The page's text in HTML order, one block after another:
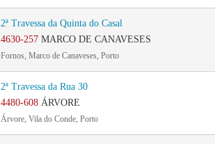
2ª Travessa da Quinta do Casal
4630-257 MARCO DE CANAVESES
Fornos, Marco de Canaveses, Porto
2ª Travessa da Rua 30
4480-608 ÁRVORE
Árvore, Vila do Conde, Porto